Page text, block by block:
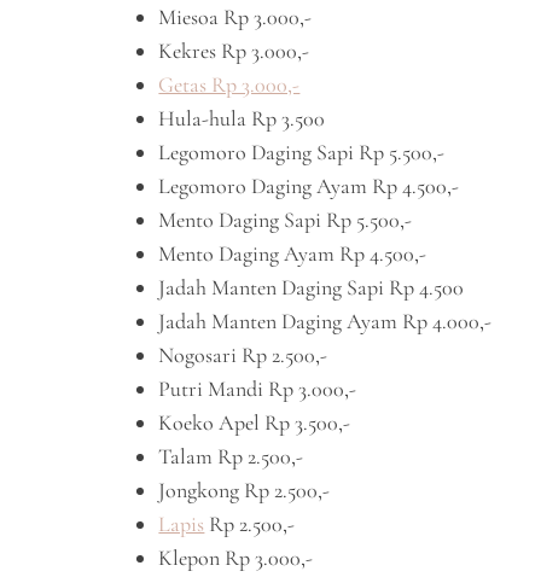
Miesoa Rp 3.000,-
Kekres Rp 3.000,-
Getas Rp 3.000,-
Hula-hula Rp 3.500
Legomoro Daging Sapi Rp 5.500,-
Legomoro Daging Ayam Rp 4.500,-
Mento Daging Sapi Rp 5.500,-
Mento Daging Ayam Rp 4.500,-
Jadah Manten Daging Sapi Rp 4.500
Jadah Manten Daging Ayam Rp 4.000,-
Nogosari Rp 2.500,-
Putri Mandi Rp 3.000,-
Koeko Apel Rp 3.500,-
Talam Rp 2.500,-
Jongkong Rp 2.500,-
Lapis Rp 2.500,-
Klepon Rp 3.000,-